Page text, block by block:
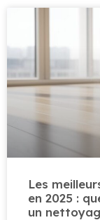
Les
en 2025 :
un